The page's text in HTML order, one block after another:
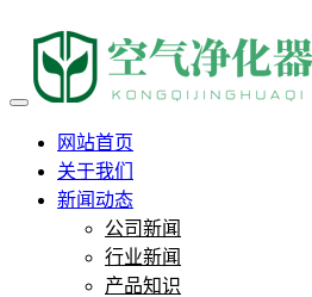
辰飞雨千加负离子
网站首页
关于我们
新闻动态
公司新闻
行业新闻
产品知识